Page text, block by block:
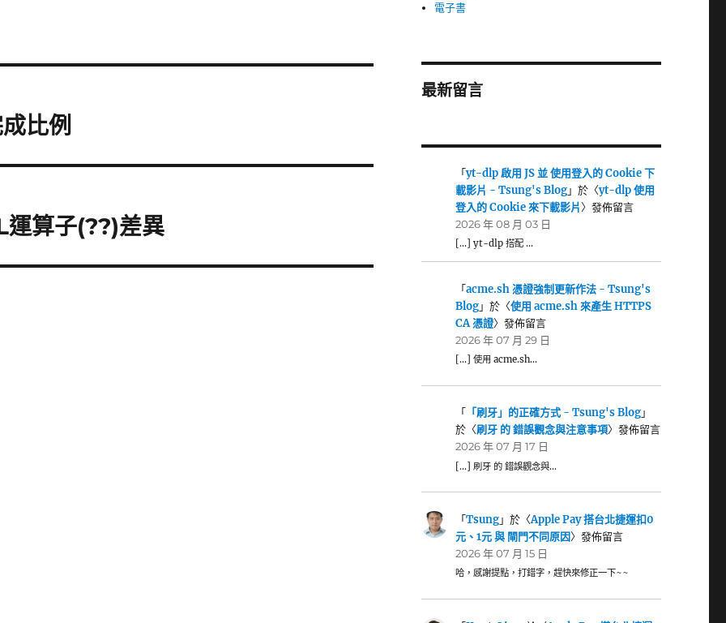
比例
算子(??)差異
電子書
最新留言
「yt-dlp 啟用 JS 並 使用登入的 Cookie 下
載影片 - Tsung's Blog」於〈yt-dlp 使用
登入的 Cookie 來下載影片〉發佈留言
2026 年 08 月 03 日
[…] yt-dlp 搭配 …
「acme.sh 憑證強制更新作法 - Tsung's
Blog」於〈使用 acme.sh 來產生 HTTPS
CA 憑證〉發佈留言
2026 年 07 月 29 日
[…] 使用 acme.sh…
「 「刷牙」的正確方式 - Tsung's Blog」
於〈刷牙 的 錯誤觀念與注意事項〉發佈留言
2026 年 07 月 17 日
[…] 刷牙 的 錯誤觀念與…
「Tsung」於〈Apple Pay 搭台北捷運扣0
元、1元 與 閘門不同原因〉發佈留言
2026 年 07 月 15 日
哈，感謝提點，打錯字，趕快來修正一下~~